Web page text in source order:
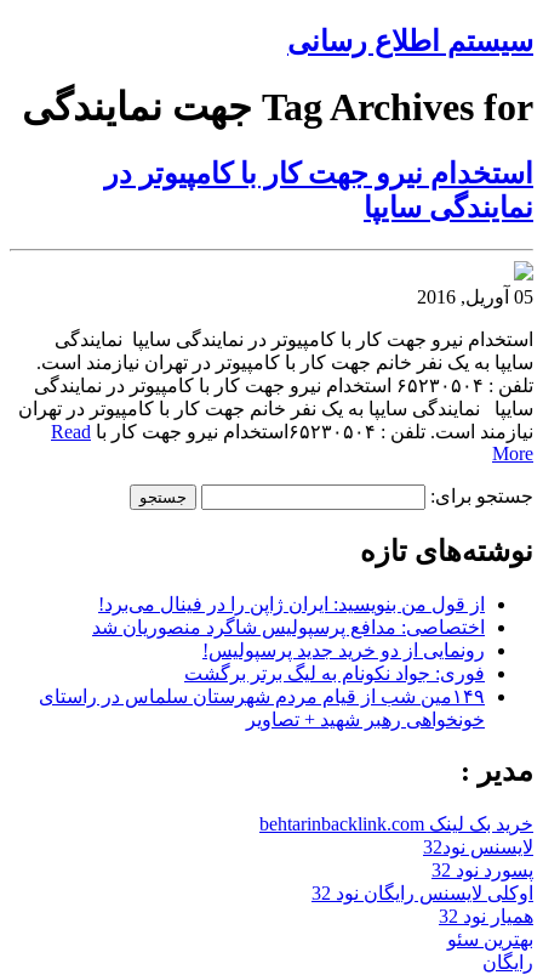
سیستم اطلاع رسانی
Tag Archives for جهت نمایندگی
استخدام نیرو جهت کار با کامپیوتر در
نمایندگی سایپا
05 آوریل, 2016
استخدام نیرو جهت کار با کامپیوتر در نمایندگی سایپا نمایندگی
سایپا به یک نفر خانم جهت کار با کامپیوتر در تهران نیازمند است.
تلفن : ۶۵۲۳۰۵۰۴ استخدام نیرو جهت کار با کامپیوتر در نمایندگی
سایپا نمایندگی سایپا به یک نفر خانم جهت کار با کامپیوتر در تهران
نیازمند است. تلفن : ۶۵۲۳۰۵۰۴استخدام نیرو جهت کار با
Read
More
جستجو برای:
نوشته‌های تازه
از قول من بنویسید: ایران ژاپن را در فینال می‌برد!
اختصاصی: مدافع پرسپولیس شاگرد منصوریان شد
رونمایی از دو خرید جدید پرسپولیس!
فوری: جواد نکونام به لیگ برتر برگشت
۱۴۹مین شب از قیام مردم شهرستان سلماس در راستای
خونخواهی رهبر شهید + تصاویر
مدیر :
خرید بک لینک behtarinbacklink.com
لایسنس نود32
پسورد نود 32
اوکلی لایسنس رایگان نود 32
همیار نود 32
بهترین سئو
رایگان